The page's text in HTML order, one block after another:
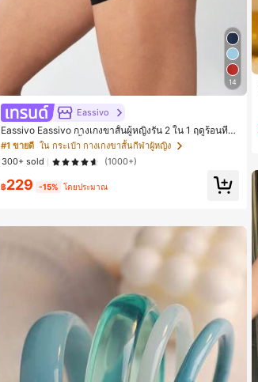
14
Eassivo
Eassivo Eassivo กางเกงขาสั้นผู้หญิงรัน 2 ใน 1 ฤดูร้อนที่ส
บายและกางเกงขาสั้นพรางแสงแดด
#1 ขายดี ใน กระเป๋า กางเกงขาสั้นกีฬาผู้หญิง
300+ sold
(1000+)
฿229 -15% โดยประมาณ